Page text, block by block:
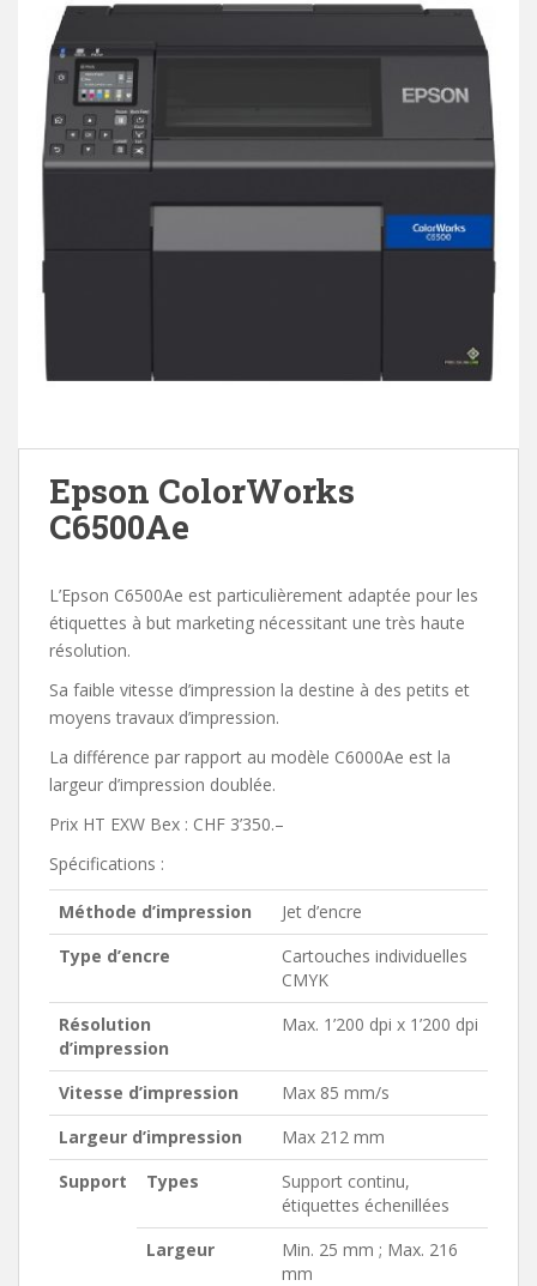
Epson ColorWorks
C6500Ae
L’Epson C6500Ae est particulièrement adaptée pour les
étiquettes à but marketing nécessitant une très haute
résolution.
Sa faible vitesse d’impression la destine à des petits et
moyens travaux d’impression.
La différence par rapport au modèle C6000Ae est la
largeur d’impression doublée.
Prix HT EXW Bex : CHF 3’350.–
Spécifications :
Méthode d’impression
Jet d’encre
Type d’encre
Cartouches individuelles
CMYK
Résolution
d’impression
Max. 1’200 dpi x 1’200 dpi
Vitesse d’impression
Max 85 mm/s
Largeur d’impression
Max 212 mm
Support
Types
Support continu,
étiquettes échenillées
Largeur
Min. 25 mm ; Max. 216
mm